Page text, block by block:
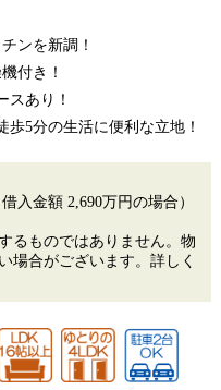
ンを新調！
付き！
あり！
5分の生活に便利な立地！
入金額 2,690万円の場合）
るものではありません。物
場合がございます。詳しく